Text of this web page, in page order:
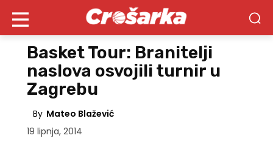
Basket Tour: Branitelji
naslova osvojili turnir u
Zagrebu
By Mateo Blažević
19 lipnja, 2014